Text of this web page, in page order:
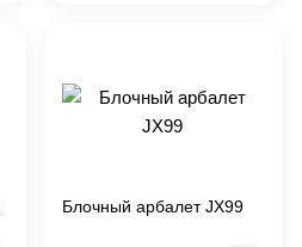
Блочный арбалет JX99